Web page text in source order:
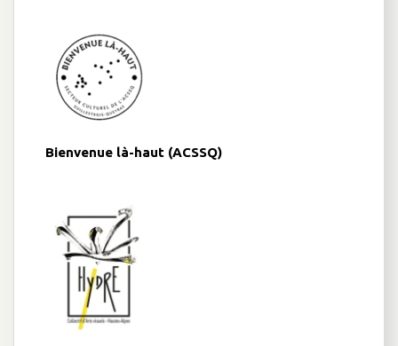
Bienvenue là-haut (ACSSQ)